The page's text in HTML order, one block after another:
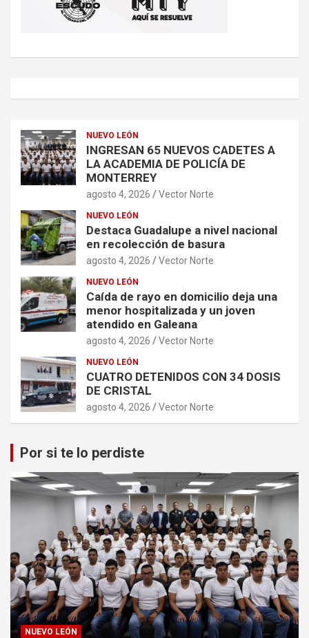
NUEVO LEÓN
INGRESAN 65 NUEVOS CADETES A
LA ACADEMIA DE POLICÍA DE
MONTERREY
agosto 4, 2026 Vector Norte
NUEVO LEÓN
Destaca Guadalupe a nivel nacional
en recolección de basura
agosto 4, 2026 Vector Norte
NUEVO LEÓN
Caída de rayo en domicilio deja una
menor hospitalizada y un joven
atendido en Galeana
agosto 4, 2026 Vector Norte
NUEVO LEÓN
CUATRO DETENIDOS CON 34 DOSIS
DE CRISTAL
agosto 4, 2026 Vector Norte
Por si te lo perdiste
NUEVO LEÓN